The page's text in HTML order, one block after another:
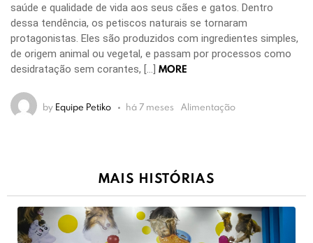
saúde e qualidade de vida aos seus cães e gatos. Dentro
dessa tendência, os petiscos naturais se tornaram
protagonistas. Eles são produzidos com ingredientes simples,
de origem animal ou vegetal, e passam por processos como
desidratação sem corantes, […] MORE
by Equipe Petiko há 7 meses Alimentação
MAIS HISTÓRIAS